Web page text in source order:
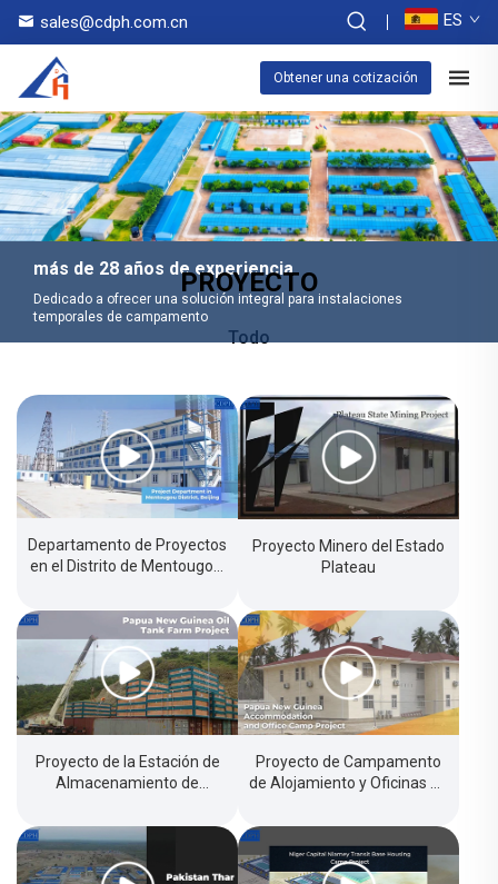
sales@cdph.com.cn ES
Obtener una cotización
más de 28 años de experiencia
Dedicado a ofrecer una solución integral para instalaciones
temporales de campamento
PROYECTO
Todo
Departamento de Proyectos
en el Distrito de Mentougou,
Proyecto Minero del Estado
Plateau
Proyecto de la Estación de
Almacenamiento de
Guinea
Proyecto de Campamento
de Alojamiento y Oficinas de